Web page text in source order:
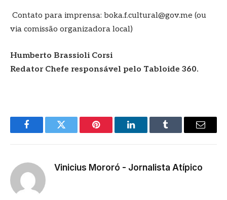
Contato para imprensa: boka.f.cultural@gov.me (ou
via comissão organizadora local)
Humberto Brassioli Corsi
Redator Chefe responsável pelo Tabloide 360.
FacebookTwitter Pinterest LinkedInTumblr
E-
Vinicius Mororó - Jornalista Atípico